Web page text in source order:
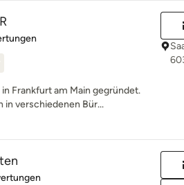
5 von 5 Sternen
in Frankfurt am Main gegründet.
verschiedenen Bür...
4.9 von 5 Sternen